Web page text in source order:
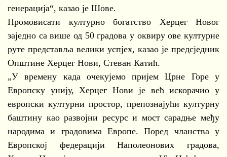
генерација“, казао је Шове.
Промовисати културно богатство Херцег Новог
заједно са више од 50 градова у оквиру ове културне
руте представља велики успјех, казао је предсједник
Општине Херцег Нови, Стеван Катић.
„У времену када очекујемо пријем Црне Горе у
Европску унију, Херцег Нови је већ искорачио у
европски културни простор, препознајући културну
баштину као развојни ресурс и мост сарадње међу
народима и градовима Европе. Поред чланства у
Европској федерацији Наполеонових градова,